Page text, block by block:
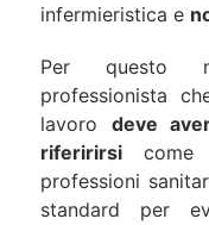
infermieristica e
Per questo
professionista
lavoro deve
riferirirsi
professioni
standard per